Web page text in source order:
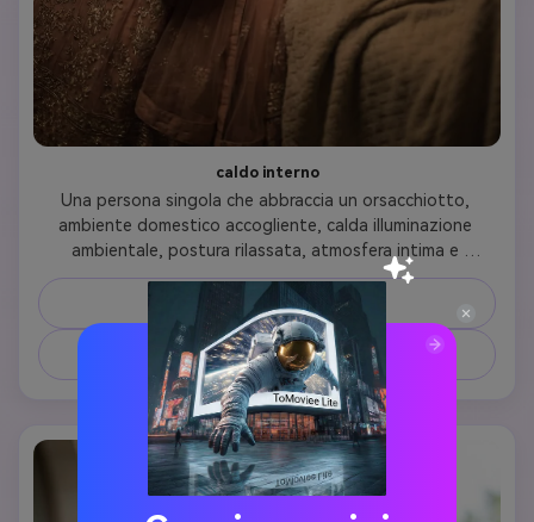
caldo interno
Una persona singola che abbraccia un orsacchiotto,
ambiente domestico accogliente, calda illuminazione
ambientale, postura rilassata, atmosfera intima e
confortante, qualità fotografica ultra-realistica
Prompt di copia
Crea un'immagine simile ↗